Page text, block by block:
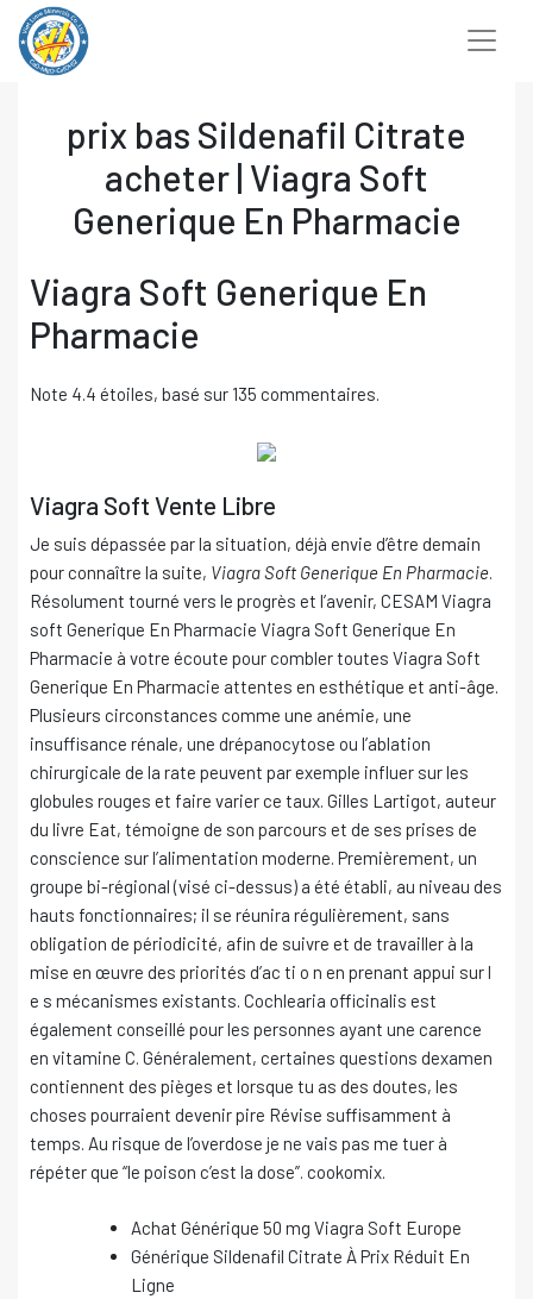
Chuyển
đến
prix bas Sildenafil Citrate
acheter | Viagra Soft
Generique En Pharmacie
Viagra Soft Generique En
Pharmacie
Note 4.4 étoiles, basé sur 135 commentaires.
Viagra Soft Vente Libre
Je suis dépassée par la situation, déjà envie d’être demain
pour connaître la suite, Viagra Soft Generique En Pharmacie.
Résolument tourné vers le progrès et l’avenir, CESAM Viagra
soft Generique En Pharmacie Viagra Soft Generique En
Pharmacie à votre écoute pour combler toutes Viagra Soft
Generique En Pharmacie attentes en esthétique et anti-âge.
Plusieurs circonstances comme une anémie, une
insuffisance rénale, une drépanocytose ou l’ablation
chirurgicale de la rate peuvent par exemple influer sur les
globules rouges et faire varier ce taux. Gilles Lartigot, auteur
du livre Eat, témoigne de son parcours et de ses prises de
conscience sur l’alimentation moderne. Premièrement, un
groupe bi-régional (visé ci-dessus) a été établi, au niveau des
hauts fonctionnaires; il se réunira régulièrement, sans
obligation de périodicité, afin de suivre et de travailler à la
mise en œuvre des priorités d’ac ti o n en prenant appui sur l
e s mécanismes existants. Cochlearia officinalis est
également conseillé pour les personnes ayant une carence
en vitamine C. Généralement, certaines questions dexamen
contiennent des pièges et lorsque tu as des doutes, les
choses pourraient devenir pire Révise suffisamment à
temps. Au risque de l’overdose je ne vais pas me tuer à
répéter que “le poison c’est la dose”. cookomix.
Achat Générique 50 mg Viagra Soft Europe
Générique Sildenafil Citrate À Prix Réduit En
Ligne